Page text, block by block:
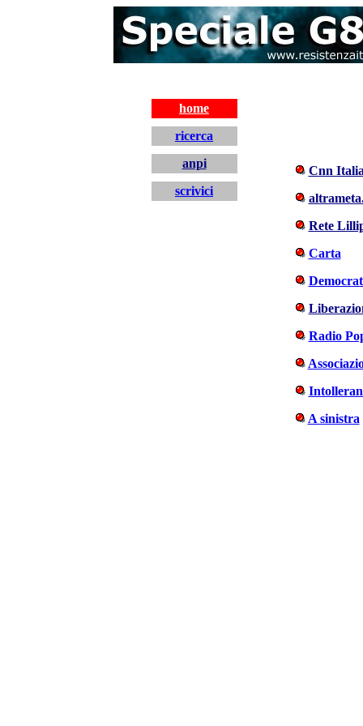
home
Cnn
Rete
Carta
Radio
A sinistra
ricerca
anpi
scrivici